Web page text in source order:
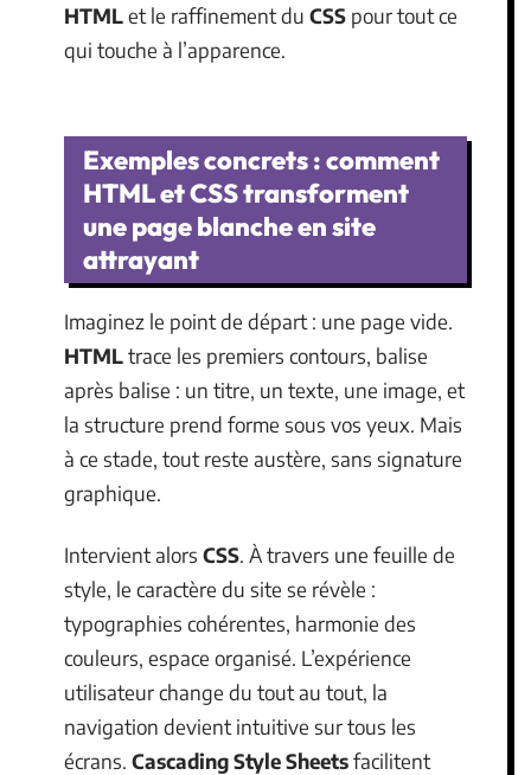
HTMLet le raffinement du CSS pour tout ce
qui touche à l’apparence.
Exemples concrets : comment
HTML et CSS transforment
une page blanche en site
attrayant
Imaginez le point de départ : une page vide.
HTMLtrace les premiers contours, balise
après balise : un titre, un texte, une image, et
la structure prend forme sous vos yeux. Mais
à ce stade, tout reste austère, sans signature
graphique.
Intervient alors CSS. À travers une feuille de
style, le caractère du site se révèle :
typographies cohérentes, harmonie des
couleurs, espace organisé. L’expérience
utilisateur change du tout au tout, la
navigation devient intuitive sur tous les
écrans. Cascading Style Sheetsfacilitent